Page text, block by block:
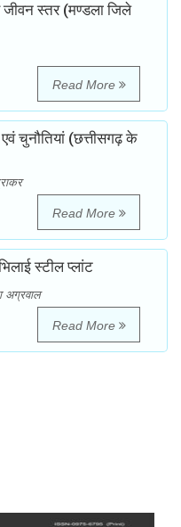
जीवन स्तर (मण्डला जिले
Read More
एवं चुनौतियां (छत्तीसगढ़ के
Read More
स्टील प्लांट
अग्रवाल
Read More